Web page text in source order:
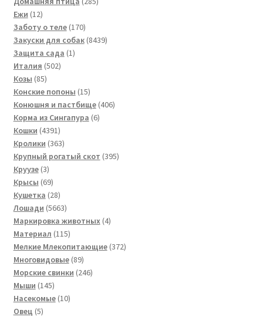
Ежи 1212
товаров
Заботу о теле 170170
товаров
Закуски для собак 84398439
Защита сада 11
Италия 502502
Козы 8585
товаров
Конские попоны 1515
товаров
Конюшня и пастбище 406406
Корма из Сингапура 66
Кошки 43914391
товар
Кролики 363363
товара
Крупный рогатый скот 395395
Круузе 33
товара
Крысы 6969
товаров
Кушетка 2828
товаров
Лошади 56635663
товара
Маркировка животных 44
Материал 115115
товаров
Мелкие Млекопитающие 372372
Многовидовые 8989
товаров
Морские свинки 246246
Мыши 145145
товаров
Насекомые 1010
Овец 55